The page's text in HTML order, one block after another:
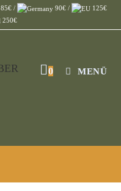
85€ / 90€ /
125€
250€
0 MENÜ